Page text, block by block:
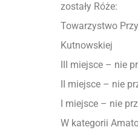
zostały Róże:
Towarzystwo
Kutnowskiej
III miejsce – nie
II miejsce – nie
I miejsce – nie
W kategorii